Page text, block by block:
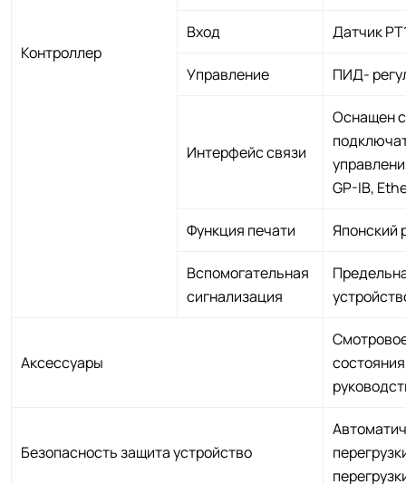
Контроллер
Вход Датчик
Управление ПИД-
Интерфейс связи
Оснащен
GP-IB,
Функция печати Японский
Вспомогательная
сигнализация
Аксессуары
Безопасность защита устройство